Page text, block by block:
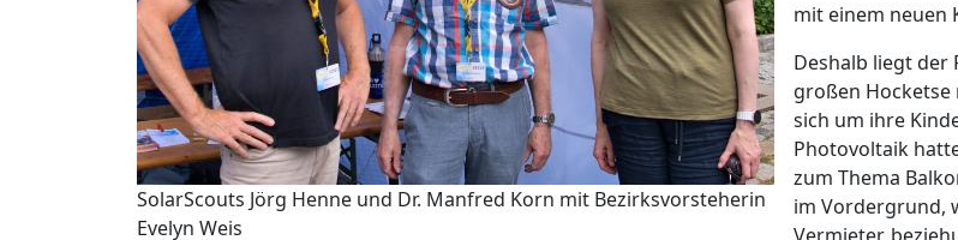
SolarScouts Jörg Henne und Dr. Manfred Korn mit Bezirksvorsteherin
Evelyn Weis
mit einem neuen
Deshalb liegt der
großen Hocketse
sich um ihre
Photovoltaik
zum Thema
im Vordergrund,